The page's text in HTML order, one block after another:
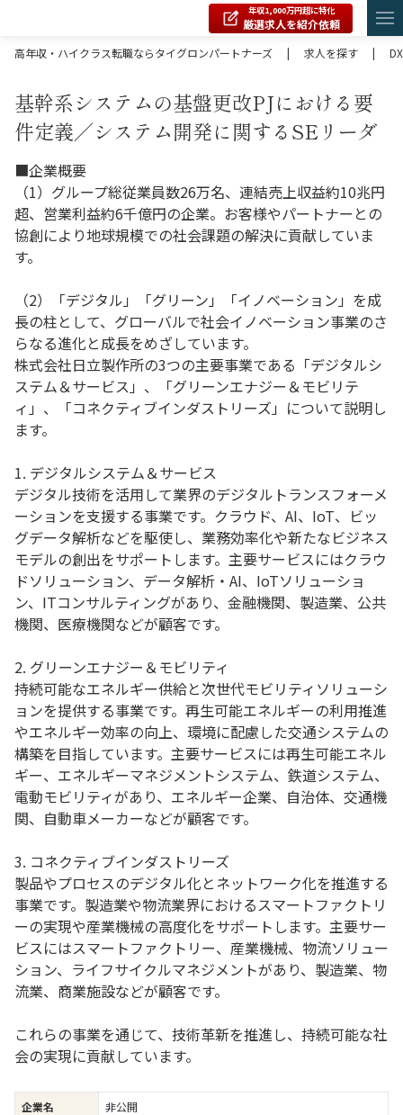
年収1,000万円超に特化
厳選求人を紹介依頼
高年収・ハイクラス転職ならタイグロンパートナーズ
| 求人を探す |
基幹系システムの基盤更改PJにおける要
件定義／システム開発に関するSEリーダ
■企業概要
（1）グループ総従業員数26万名、連結売上収益約10兆円
超、営業利益約6千億円の企業。お客様やパートナーとの
協創により地球規模での社会課題の解決に貢献していま
す。
（2）「デジタル」「グリーン」「イノベーション」を成
長の柱として、グローバルで社会イノベーション事業のさ
らなる進化と成長をめざしています。
株式会社日立製作所の3つの主要事業である「デジタルシ
ステム＆サービス」、「グリーンエナジー＆モビリテ
ィ」、「コネクティブインダストリーズ」について説明し
ます。
1. デジタルシステム＆サービス
デジタル技術を活用して業界のデジタルトランスフォーメ
ーションを支援する事業です。クラウド、AI、IoT、ビッ
グデータ解析などを駆使し、業務効率化や新たなビジネス
モデルの創出をサポートします。主要サービスにはクラウ
ドソリューション、データ解析・AI、IoTソリューショ
ン、ITコンサルティングがあり、金融機関、製造業、公共
機関、医療機関などが顧客です。
2. グリーンエナジー＆モビリティ
持続可能なエネルギー供給と次世代モビリティソリューシ
ョンを提供する事業です。再生可能エネルギーの利用推進
やエネルギー効率の向上、環境に配慮した交通システムの
構築を目指しています。主要サービスには再生可能エネル
ギー、エネルギーマネジメントシステム、鉄道システム、
電動モビリティがあり、エネルギー企業、自治体、交通機
関、自動車メーカーなどが顧客です。
3. コネクティブインダストリーズ
製品やプロセスのデジタル化とネットワーク化を推進する
事業です。製造業や物流業界におけるスマートファクトリ
ーの実現や産業機械の高度化をサポートします。主要サー
ビスにはスマートファクトリー、産業機械、物流ソリュー
ション、ライフサイクルマネジメントがあり、製造業、物
流業、商業施設などが顧客です。
これらの事業を通じて、技術革新を推進し、持続可能な社
会の実現に貢献しています。
企業名
非公開